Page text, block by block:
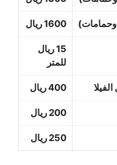
1600 ريال
15 ريال
للمتر
400 ريال
200 ريال
250 ريال